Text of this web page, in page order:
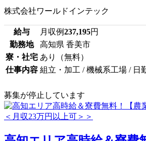
株式会社ワールドインテック
給与 月収例237,195円
勤務地
高知県 香美市
寮・社宅 あり（無料）
仕事内容 組立・加工 / 機械系工場 / 日
募集が停止しています